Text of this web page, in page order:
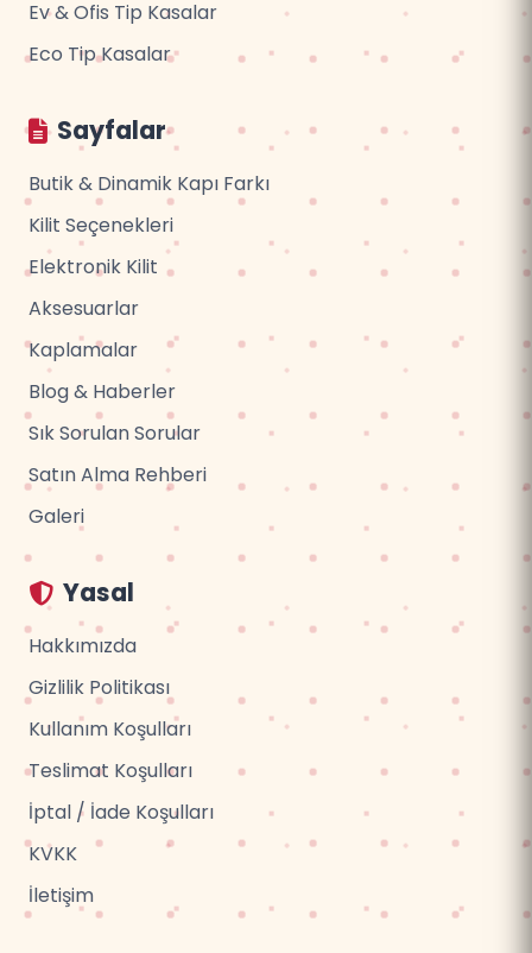
Ev & Ofis Tip Kasalar
Eco Tip Kasalar
Sayfalar
Butik & Dinamik Kapı Farkı
Kilit Seçenekleri
Elektronik Kilit
Aksesuarlar
Kaplamalar
Blog & Haberler
Sık Sorulan Sorular
Satın Alma Rehberi
Galeri
Yasal
Hakkımızda
Gizlilik Politikası
Kullanım Koşulları
Teslimat Koşulları
İptal / İade Koşulları
KVKK
İletişim